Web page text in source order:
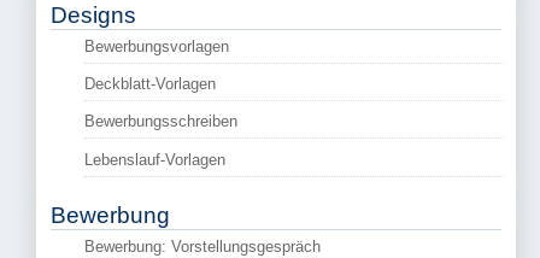
Designs
Bewerbungsvorlagen
Deckblatt-Vorlagen
Bewerbungsschreiben
Lebenslauf-Vorlagen
Bewerbung
Bewerbung: Vorstellungsgespräch